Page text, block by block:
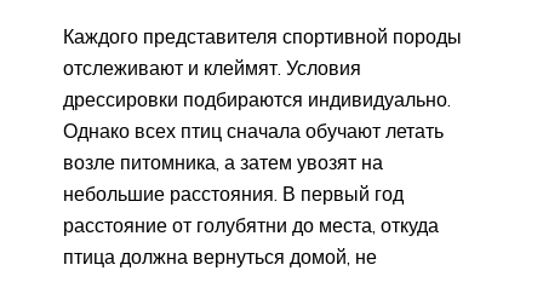
Каждого представителя спортивной породы
отслеживают и клеймят. Условия
дрессировки подбираются индивидуально.
Однако всех птиц сначала обучают летать
возле питомника, а затем увозят на
небольшие расстояния. В первый год
расстояние от голубятни до места, откуда
птица должна вернуться домой, не